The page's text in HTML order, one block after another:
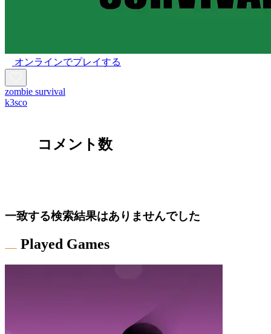
オンラインでプレイする
zombie survival
k3sco
コメント数
一致する検索結果はありませんでした
Played Games